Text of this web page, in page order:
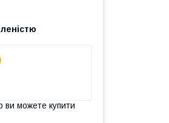
ви можете купити